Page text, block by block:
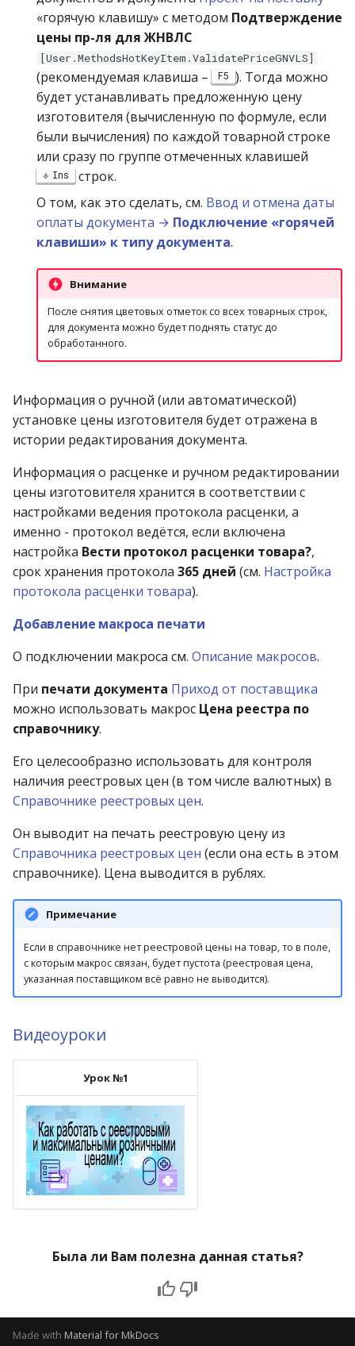
«горячую клавишу» с методом Подтверждение
цены пр-ля для ЖНВЛС
[User.MethodsHotKeyItem.ValidatePriceGNVLS]
(рекомендуемая клавиша – F5 ). Тогда можно
будет устанавливать предложенную цену
изготовителя (вычисленную по формуле, если
были вычисления) по каждой товарной строке
или сразу по группе отмеченных клавишей
Ins
строк.
О том, как это сделать, см. Ввод и отмена даты
оплаты документа → Подключение «горячей
клавиши» к типу документа.
Внимание
После снятия цветовых отметок со всех товарных строк,
для документа можно будет поднять статус до
обработанного.
Информация о ручной (или автоматической)
установке цены изготовителя будет отражена в
истории редактирования документа.
Информация о расценке и ручном редактировании
цены изготовителя хранится в соответствии с
настройками ведения протокола расценки, а
именно - протокол ведётся, если включена
настройка Вести протокол расценки товара?,
срок хранения протокола 365 дней (см. Настройка
протокола расценки товара).
Добавление макроса печати
О подключении макроса см. Описание макросов.
При печати документа Приход от поставщика
можно использовать макрос Цена реестра по
справочнику.
Его целесообразно использовать для контроля
наличия реестровых цен (в том числе валютных) в
Справочнике реестровых цен.
Он выводит на печать реестровую цену из
Справочника реестровых цен (если она есть в этом
справочнике). Цена выводится в рублях.
Примечание
Если в справочнике нет реестровой цены на товар, то в поле,
с которым макрос связан, будет пустота (реестровая цена,
указанная поставщиком всё равно не выводится).
Видеоуроки
Урок №1
Была ли Вам полезна данная статья?
Made with Material for MkDocs